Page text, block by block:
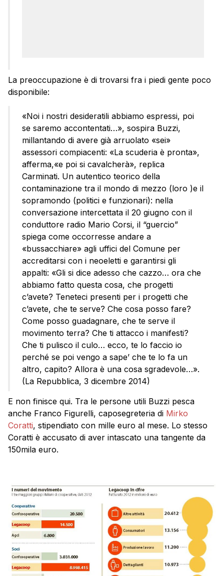
La preoccupazione è di trovarsi fra i piedi gente poco
disponibile:
«Noi i nostri desideratili abbiamo espressi, poi
se saremo accontentati…», sospira Buzzi,
millantando di avere già arruolato «sei»
assessori compiacenti: «La scuderia è pronta»,
afferma,«e poi si cavalcherà», replica
Carminati. Un autentico teorico della
contaminazione tra il mondo di mezzo (loro )e il
sopramondo (politici e funzionari): nella
conversazione intercettata il 20 giugno con il
conduttore radio Mario Corsi, il “guercio”
spiega come occorresse andare a
«bussacchiare» agli uffici del Comune per
accreditarsi con i neoeletti e garantirsi gli
appalti: «Gli si dice adesso che cazzo… ora che
abbiamo fatto questa cosa, che progetti
c’avete? Teneteci presenti per i progetti che
c’avete, che te serve? Che cosa posso fare?
Come posso guadagnare, che te serve il
movimento terra? Che ti attacco i manifesti?
Che ti pulisco il culo… ecco, te lo faccio io
perché se poi vengo a sape’ che te lo fa un
altro, capito? Allora è una cosa sgradevole…».
(La Repubblica, 3 dicembre 2014)
E non finisce qui. Tra le persone utili Buzzi pesca
anche Franco Figurelli, caposegreteria di Mirko
Coratti, stipendiato con mille euro al mese. Lo stesso
Coratti è accusato di aver intascato una tangente da
150mila euro.